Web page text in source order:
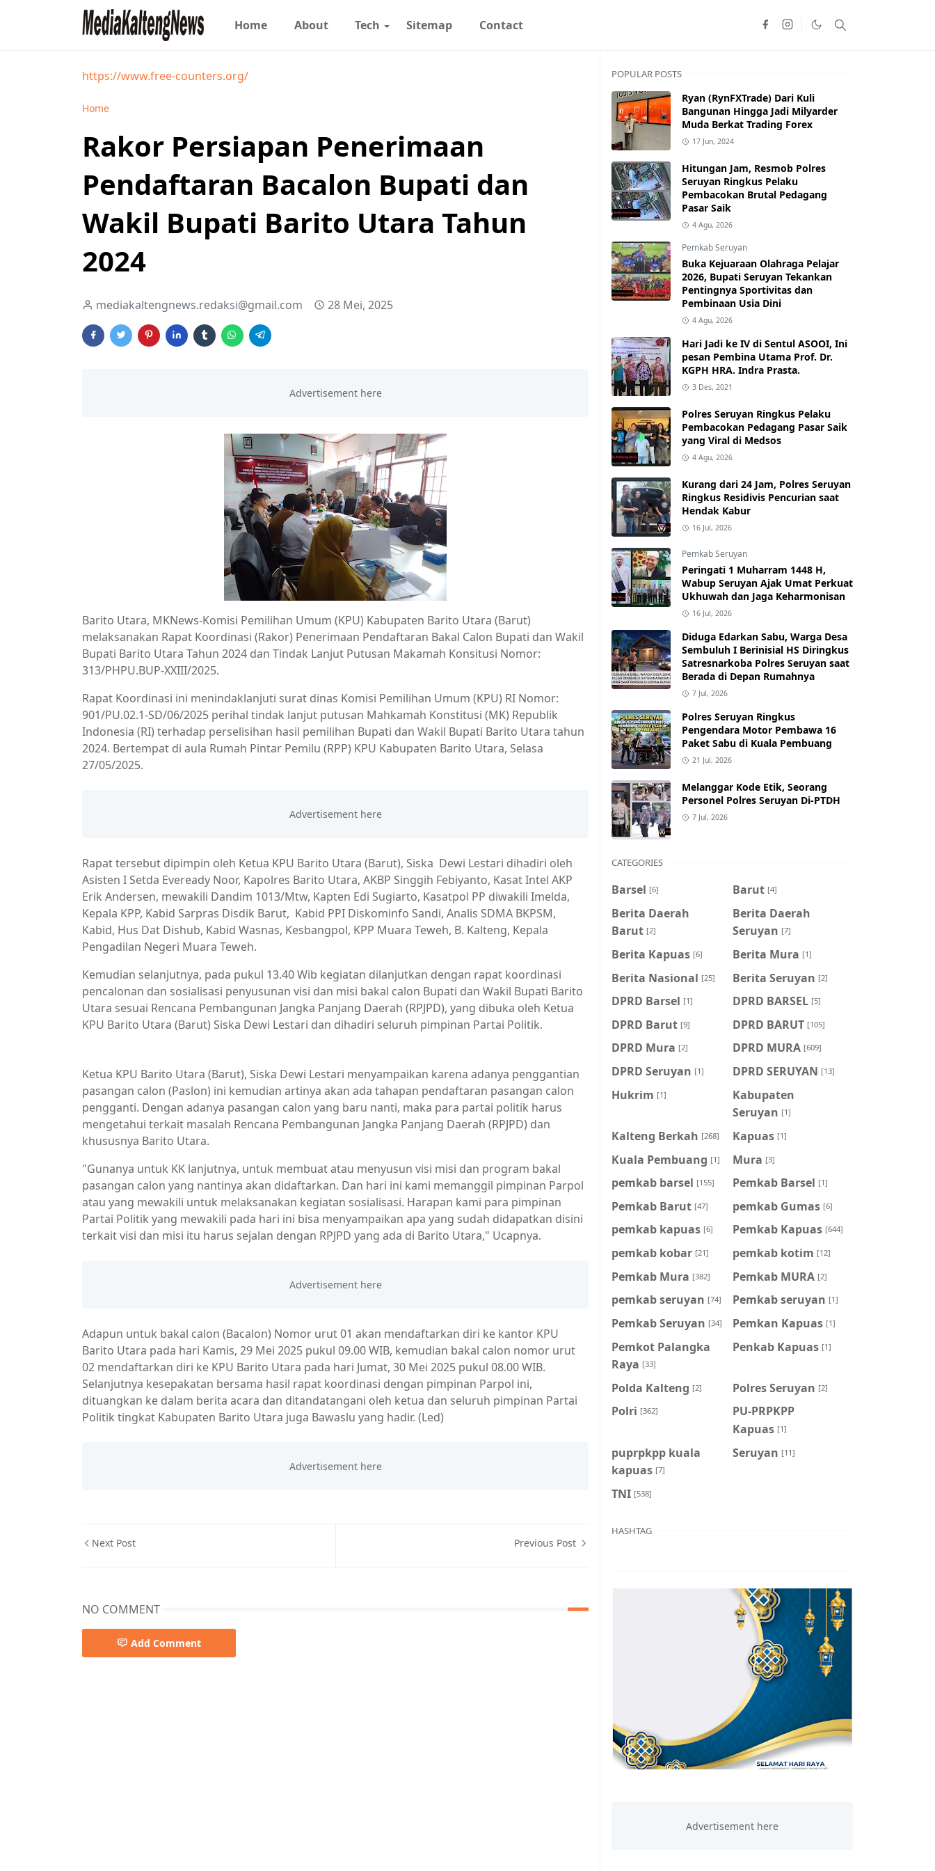
Home About Tech Sitemap Contact
https://www.free-counters.org/
Home
Rakor Persiapan Penerimaan
Pendaftaran Bacalon Bupati dan
Wakil Bupati Barito Utara Tahun
2024
mediakaltengnews.redaksi@gmail.com 28 Mei, 2025
Barito Utara, MKNews-Komisi Pemilihan Umum (KPU) Kabupaten Barito Utara (Barut)
melaksanakan Rapat Koordinasi (Rakor) Penerimaan Pendaftaran Bakal Calon Bupati dan Wakil
Bupati Barito Utara Tahun 2024 dan Tindak Lanjut Putusan Makamah Konsitusi Nomor:
313/PHPU.BUP-XXIII/2025.
Rapat Koordinasi ini menindaklanjuti surat dinas Komisi Pemilihan Umum (KPU) RI Nomor:
901/PU.02.1-SD/06/2025 perihal tindak lanjut putusan Mahkamah Konstitusi (MK) Republik
Indonesia (RI) terhadap perselisihan hasil pemilihan Bupati dan Wakil Bupati Barito Utara tahun
2024. Bertempat di aula Rumah Pintar Pemilu (RPP) KPU Kabupaten Barito Utara, Selasa
27/05/2025.
Rapat tersebut dipimpin oleh Ketua KPU Barito Utara (Barut), Siska Dewi Lestari dihadiri oleh
Asisten I Setda Eveready Noor, Kapolres Barito Utara, AKBP Singgih Febiyanto, Kasat Intel AKP
Erik Andersen, mewakili Dandim 1013/Mtw, Kapten Edi Sugiarto, Kasatpol PP diwakili Imelda,
Kepala KPP, Kabid Sarpras Disdik Barut, Kabid PPI Diskominfo Sandi, Analis SDMA BKPSM,
Kabid, Hus Dat Dishub, Kabid Wasnas, Kesbangpol, KPP Muara Teweh, B. Kalteng, Kepala
Pengadilan Negeri Muara Teweh.
Kemudian selanjutnya, pada pukul 13.40 Wib kegiatan dilanjutkan dengan rapat koordinasi
pencalonan dan sosialisasi penyusunan visi dan misi bakal calon Bupati dan Wakil Bupati Barito
Utara sesuai Rencana Pembangunan Jangka Panjang Daerah (RPJPD), yang dibuka oleh Ketua
KPU Barito Utara (Barut) Siska Dewi Lestari dan dihadiri seluruh pimpinan Partai Politik.
Ketua KPU Barito Utara (Barut), Siska Dewi Lestari menyampaikan karena adanya penggantian
pasangan calon (Paslon) ini kemudian artinya akan ada tahapan pendaftaran pasangan calon
pengganti. Dengan adanya pasangan calon yang baru nanti, maka para partai politik harus
mengetahui terkait masalah Rencana Pembangunan Jangka Panjang Daerah (RPJPD) dan
khususnya Barito Utara.
"Gunanya untuk KK lanjutnya, untuk membuat atau menyusun visi misi dan program bakal
pasangan calon yang nantinya akan didaftarkan. Dan hari ini kami memanggil pimpinan Parpol
atau yang mewakili untuk melaksanakan kegiatan sosialisasi. Harapan kami para pimpinan
Partai Politik yang mewakili pada hari ini bisa menyampaikan apa yang sudah didapatkan disini
terkait visi dan misi itu harus sejalan dengan RPJPD yang ada di Barito Utara," Ucapnya.
Adapun untuk bakal calon (Bacalon) Nomor urut 01 akan mendaftarkan diri ke kantor KPU
Barito Utara pada hari Kamis, 29 Mei 2025 pukul 09.00 WIB, kemudian bakal calon nomor urut
02 mendaftarkan diri ke KPU Barito Utara pada hari Jumat, 30 Mei 2025 pukul 08.00 WIB.
Selanjutnya kesepakatan bersama hasil rapat koordinasi dengan pimpinan Parpol ini,
dituangkan ke dalam berita acara dan ditandatangani oleh ketua dan seluruh pimpinan Partai
Politik tingkat Kabupaten Barito Utara juga Bawaslu yang hadir. (Led)
Next Post Previous Post
NO COMMENT
Add Comment
POPULAR POSTS
Ryan (RynFXTrade) Dari Kuli
Bangunan Hingga Jadi Milyarder
Muda Berkat Trading Forex
17 Jun, 2024
Hitungan Jam, Resmob Polres
Seruyan Ringkus Pelaku
Pembacokan Brutal Pedagang
Pasar Saik
4 Agu, 2026
Pemkab Seruyan
Buka Kejuaraan Olahraga Pelajar
2026, Bupati Seruyan Tekankan
Pentingnya Sportivitas dan
Pembinaan Usia Dini
4 Agu, 2026
Hari Jadi ke IV di Sentul ASOOI, Ini
pesan Pembina Utama Prof. Dr.
KGPH HRA. Indra Prasta.
3 Des, 2021
Polres Seruyan Ringkus Pelaku
Pembacokan Pedagang Pasar Saik
yang Viral di Medsos
4 Agu, 2026
Kurang dari 24 Jam, Polres Seruyan
Ringkus Residivis Pencurian saat
Hendak Kabur
16 Jul, 2026
Pemkab Seruyan
Peringati 1 Muharram 1448 H,
Wabup Seruyan Ajak Umat Perkuat
Ukhuwah dan Jaga Keharmonisan
16 Jul, 2026
Diduga Edarkan Sabu, Warga Desa
Sembuluh I Berinisial HS Diringkus
Satresnarkoba Polres Seruyan saat
Berada di Depan Rumahnya
7 Jul, 2026
Polres Seruyan Ringkus
Pengendara Motor Pembawa 16
Paket Sabu di Kuala Pembuang
21 Jul, 2026
Melanggar Kode Etik, Seorang
Personel Polres Seruyan Di-PTDH
7 Jul, 2026
CATEGORIES
Barsel [6] Barut [4]
Berita Daerah
Barut [2]
Berita Daerah
Seruyan [7]
Berita Kapuas [6] Berita Mura [1]
Berita Nasional [25] Berita Seruyan [2]
DPRD Barsel [1] DPRD BARSEL [5]
DPRD Barut [9] DPRD BARUT [105]
DPRD Mura [2] DPRD MURA [609]
DPRD Seruyan [1] DPRD SERUYAN [13]
Hukrim [1]
Kabupaten
Seruyan [1]
Kalteng Berkah [268] Kapuas [1]
Kuala Pembuang [1] Mura [3]
pemkab barsel [155] Pemkab Barsel [1]
Pemkab Barut [47] pemkab Gumas [6]
pemkab kapuas [6] Pemkab Kapuas [644]
pemkab kobar [21] pemkab kotim [12]
Pemkab Mura [382] Pemkab MURA [2]
pemkab seruyan [74] Pemkab seruyan [1]
Pemkab Seruyan [34] Pemkan Kapuas [1]
Pemkot Palangka
Raya [33]
Penkab Kapuas [1]
Polda Kalteng [2] Polres Seruyan [2]
Polri [362]
PU-PRPKPP
Kapuas [1]
puprpkpp kuala
kapuas [7]
Seruyan [11]
TNI [538]
HASHTAG